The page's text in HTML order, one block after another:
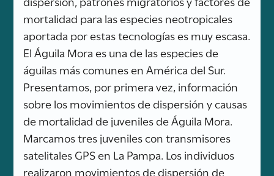
mortalidad para las especies neotropicales
aportada por estas tecnologías es muy escasa.
El Águila Mora es una de las especies de
águilas más comunes en América del Sur.
Presentamos, por primera vez, información
sobre los movimientos de dispersión y causas
de mortalidad de juveniles de Águila Mora.
Marcamos tres juveniles con transmisores
satelitales GPS en La Pampa. Los individuos
realizaron movimientos de dispersión de